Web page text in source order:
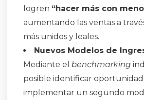
logren “hacer más con
aumentando las ventas a
más unidos y leales.
Nuevos Modelos de
Mediante el benchmarking
posible identificar
implementar un segundo